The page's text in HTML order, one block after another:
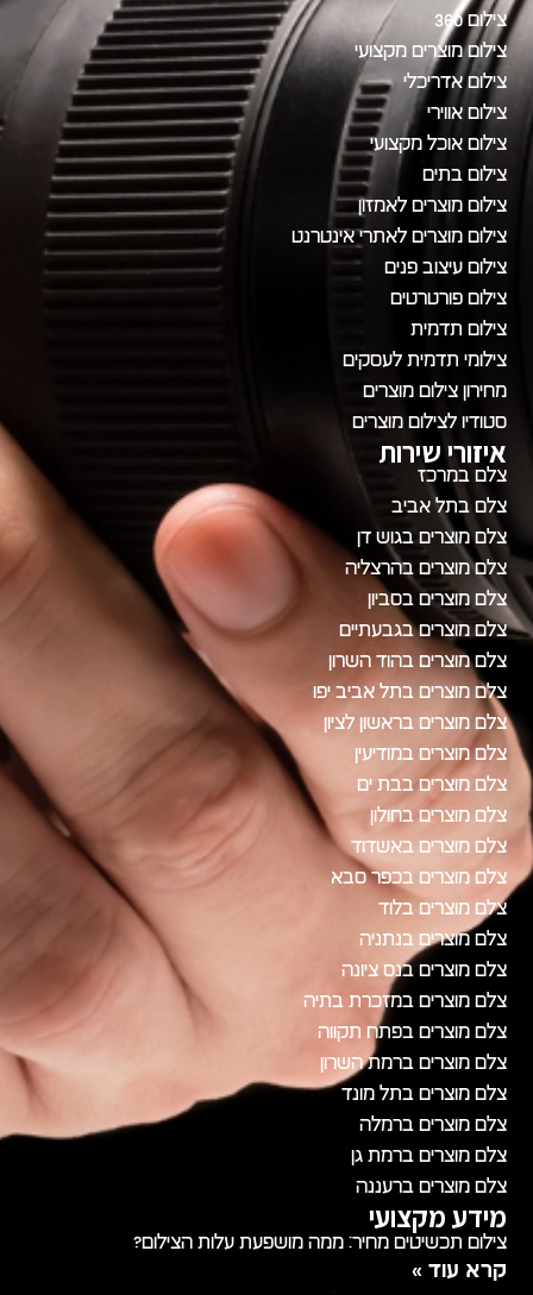
מידע מקצועי
צילום תכשיטים מחיר: ממה מושפעת עלות הצילום?
קרא עוד »
איזורי שירות
צלם במרכז
צלם בתל אביב
צלם מוצרים בגוש דן
צלם מוצרים בהרצליה
צלם מוצרים בסביון
צלם מוצרים בגבעתיים
צלם מוצרים בהוד השרון
צלם מוצרים בתל אביב יפו
צלם מוצרים בראשון לציון
צלם מוצרים במודיעין
צלם מוצרים בבת ים
צלם מוצרים בחולון
צלם מוצרים באשדוד
צלם מוצרים בכפר סבא
צלם מוצרים בלוד
צלם מוצרים בנתניה
צלם מוצרים בנס ציונה
צלם מוצרים במזכרת בתיה
צלם מוצרים בפתח תקווה
צלם מוצרים ברמת השרון
צלם מוצרים בתל מונד
צלם מוצרים ברמלה
צלם מוצרים ברמת גן
צלם מוצרים ברעננה
צילום 360
צילום מוצרים מקצועי
צילום אדריכלי
צילום אווירי
צילום אוכל מקצועי
צילום בתים
צילום מוצרים לאמזון
צילום מוצרים לאתרי אינטרנט
צילום עיצוב פנים
צילום פורטרטים
צילום תדמית
צילומי תדמית לעסקים
מחירון צילום מוצרים
סטודיו לצילום מוצרים